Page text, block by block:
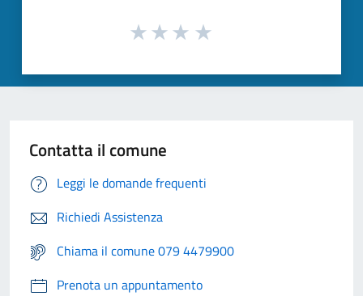
Contatta il comune
Leggi le domande frequenti
Richiedi Assistenza
Chiama il comune 079 4479900
Prenota un appuntamento